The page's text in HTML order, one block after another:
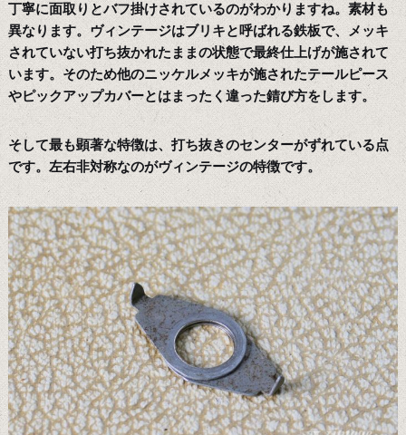
丁寧に面取りとバフ掛けされているのがわかりますね。素材も
異なります。ヴィンテージはブリキと呼ばれる鉄板で、メッキ
されていない打ち抜かれたままの状態で最終仕上げが施されて
います。そのため他のニッケルメッキが施されたテールピース
やピックアップカバーとはまったく違った錆び方をします。
そして最も顕著な特徴は、打ち抜きのセンターがずれている点
です。左右非対称なのがヴィンテージの特徴です。